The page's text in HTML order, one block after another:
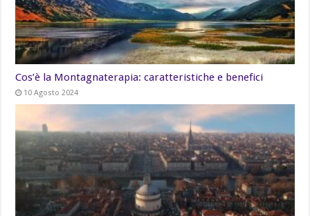
Cos’è la Montagnaterapia: caratteristiche e benefici
10 Agosto 2024